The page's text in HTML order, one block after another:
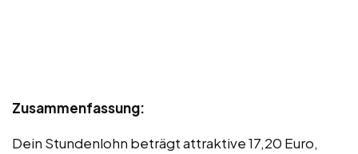
Zusammenfassung:
Dein Stundenlohn beträgt attraktive 17,20 Euro,